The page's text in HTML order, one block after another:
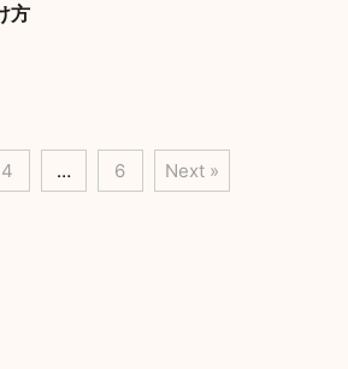
方
4 … 6 Next »